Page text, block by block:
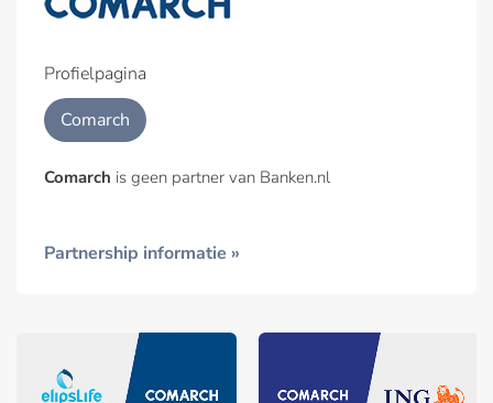
Profielpagina
Comarch
Comarch is geen partner van Banken.nl
Partnership informatie »